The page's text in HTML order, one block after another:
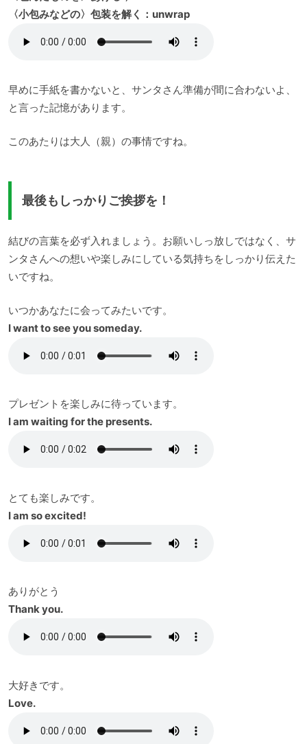
〈小包みなどの〉包装を解く：unwrap
早めに手紙を書かないと、サンタさん準備が間に合わないよ、
と言った記憶があります。
このあたりは大人（親）の事情ですね。
最後もしっかりご挨拶を！
結びの言葉を必ず入れましょう。お願いしっ放しではなく、サ
ンタさんへの想いや楽しみにしている気持ちをしっかり伝えた
いですね。
いつかあなたに会ってみたいです。
I want to see you someday.
プレゼントを楽しみに待っています。
I am waiting for the presents.
とても楽しみです。
I am so excited!
ありがとう
Thank you.
大好きです。
Love.